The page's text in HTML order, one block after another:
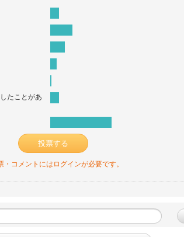
たことがあ
投票する
コメントにはログインが必要です。